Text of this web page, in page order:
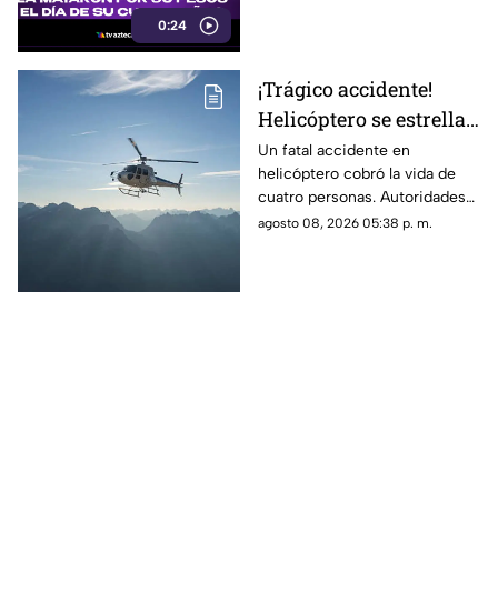
0:24
¡Trágico accidente!
Helicóptero se estrella
en zona boscosa y
mueren cuatro
personas
Un fatal accidente en
helicóptero cobró la vida de
cuatro personas. Autoridades
confirmaron que la aeronave
agosto 08, 2026 05:38 p. m.